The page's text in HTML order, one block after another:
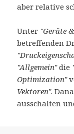
aber relative
Unter "Geräte
betreffenden
"Allgemein"die
Optimization"
Vektoren".
ausschalten